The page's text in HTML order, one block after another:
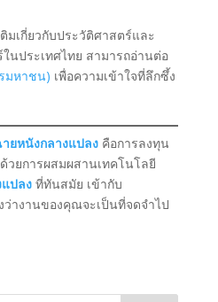
มเกี่ยวกับประวัติศาสตร์และ
นประเทศไทย สามารถอ่านต่อ
มหาชน) เพื่อความเข้าใจที่ลึกซึ้ง
ยหนังกลางแปลง คือการลงทุน
วยการผสมผสานเทคโนโลยี
ปลงที่ทันสมัย เข้ากับ
างานของคุณจะเป็นที่จดจำไป